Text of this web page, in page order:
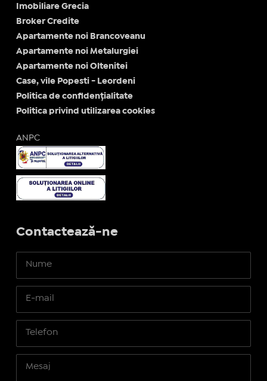
Imobiliare Grecia
Broker Credite
Apartamente noi Brancoveanu
Apartamente noi Metalurgiei
Apartamente noi Oltenitei
Case, vile Popesti - Leordeni
Politica de confidențialitate
Politica privind utilizarea cookies
ANPC
Contactează-ne